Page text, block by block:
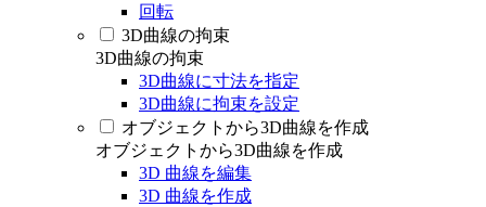
回転
3D曲線の拘束
3D曲線の拘束
3D曲線に寸法を指定
3D曲線に拘束を設定
オブジェクトから3D曲線を作成
オブジェクトから3D曲線を作成
3D 曲線を編集
3D 曲線を作成